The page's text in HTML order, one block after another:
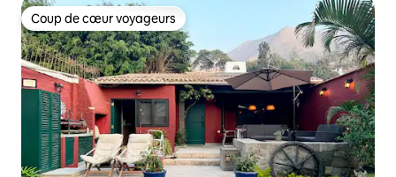
Coup de cœur voyageurs
Coup de cœur voyageurs